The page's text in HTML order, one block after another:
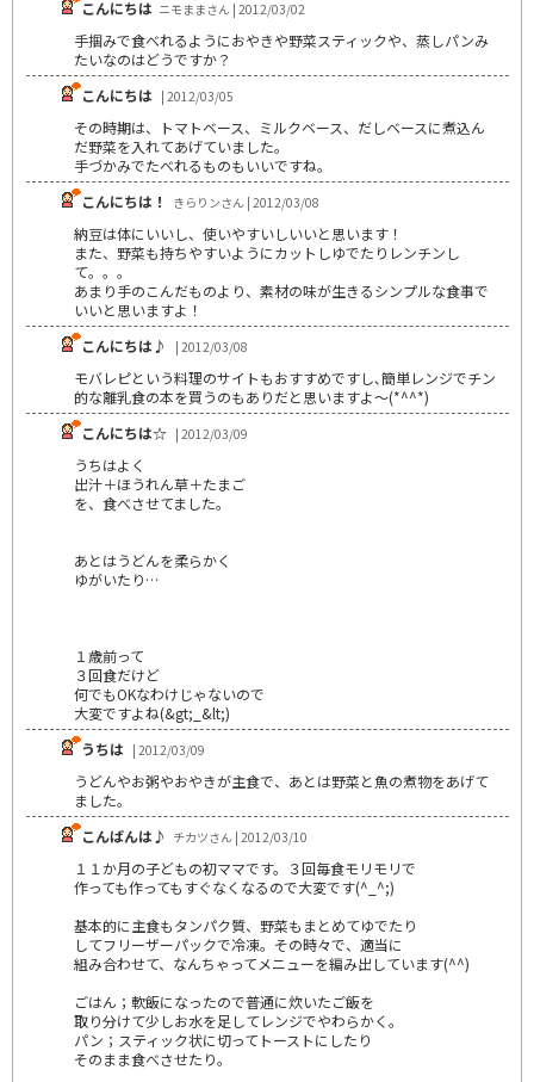
こんにちは ニモままさん | 2012/03/02
手掴みで食べれるようにおやきや野菜スティックや、蒸しパンみ
たいなのはどうですか？
こんにちは | 2012/03/05
その時期は、トマトベース、ミルクベース、だしベースに煮込ん
だ野菜を入れてあげていました。
手づかみでたべれるものもいいですね。
こんにちは！
きらりンさん | 2012/03/08
納豆は体にいいし、使いやすいしいいと思います！
また、野菜も持ちやすいようにカットしゆでたりレンチンし
て。。。
あまり手のこんだものより、素材の味が生きるシンプルな食事で
いいと思いますよ！
こんにちは♪
| 2012/03/08
モバレピという料理のサイトもおすすめですし､簡単レンジでチン
的な離乳食の本を買うのもありだと思いますよ～(*^^*)
こんにちは☆ | 2012/03/09
うちはよく
出汁＋ほうれん草＋たまご
を、食べさせてました。
あとはうどんを柔らかく
ゆがいたり…
１歳前って
３回食だけど
何でもOKなわけじゃないので
大変ですよね(&gt;_&lt;)
うちは | 2012/03/09
うどんやお粥やおやきが主食で、あとは野菜と魚の煮物をあげて
ました。
こんばんは♪ チカツさん | 2012/03/10
１１か月の子どもの初ママです。３回毎食モリモリで
作っても作ってもすぐなくなるので大変です(^_^;)
基本的に主食もタンパク質、野菜もまとめてゆでたり
してフリーザーパックで冷凍。その時々で、適当に
組み合わせて、なんちゃってメニューを編み出しています(^^)
ごはん；軟飯になったので普通に炊いたご飯を
取り分けて少しお水を足してレンジでやわらかく。
パン；スティック状に切ってトーストにしたり
そのまま食べさせたり。